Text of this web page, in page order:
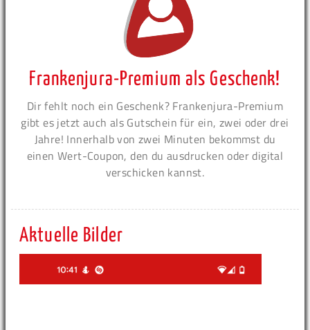
Frankenjura-Premium als Geschenk!
Dir fehlt noch ein Geschenk? Frankenjura-Premium
gibt es jetzt auch als Gutschein für ein, zwei oder drei
Jahre! Innerhalb von zwei Minuten bekommst du
einen Wert-Coupon, den du ausdrucken oder digital
verschicken kannst.
Aktuelle Bilder